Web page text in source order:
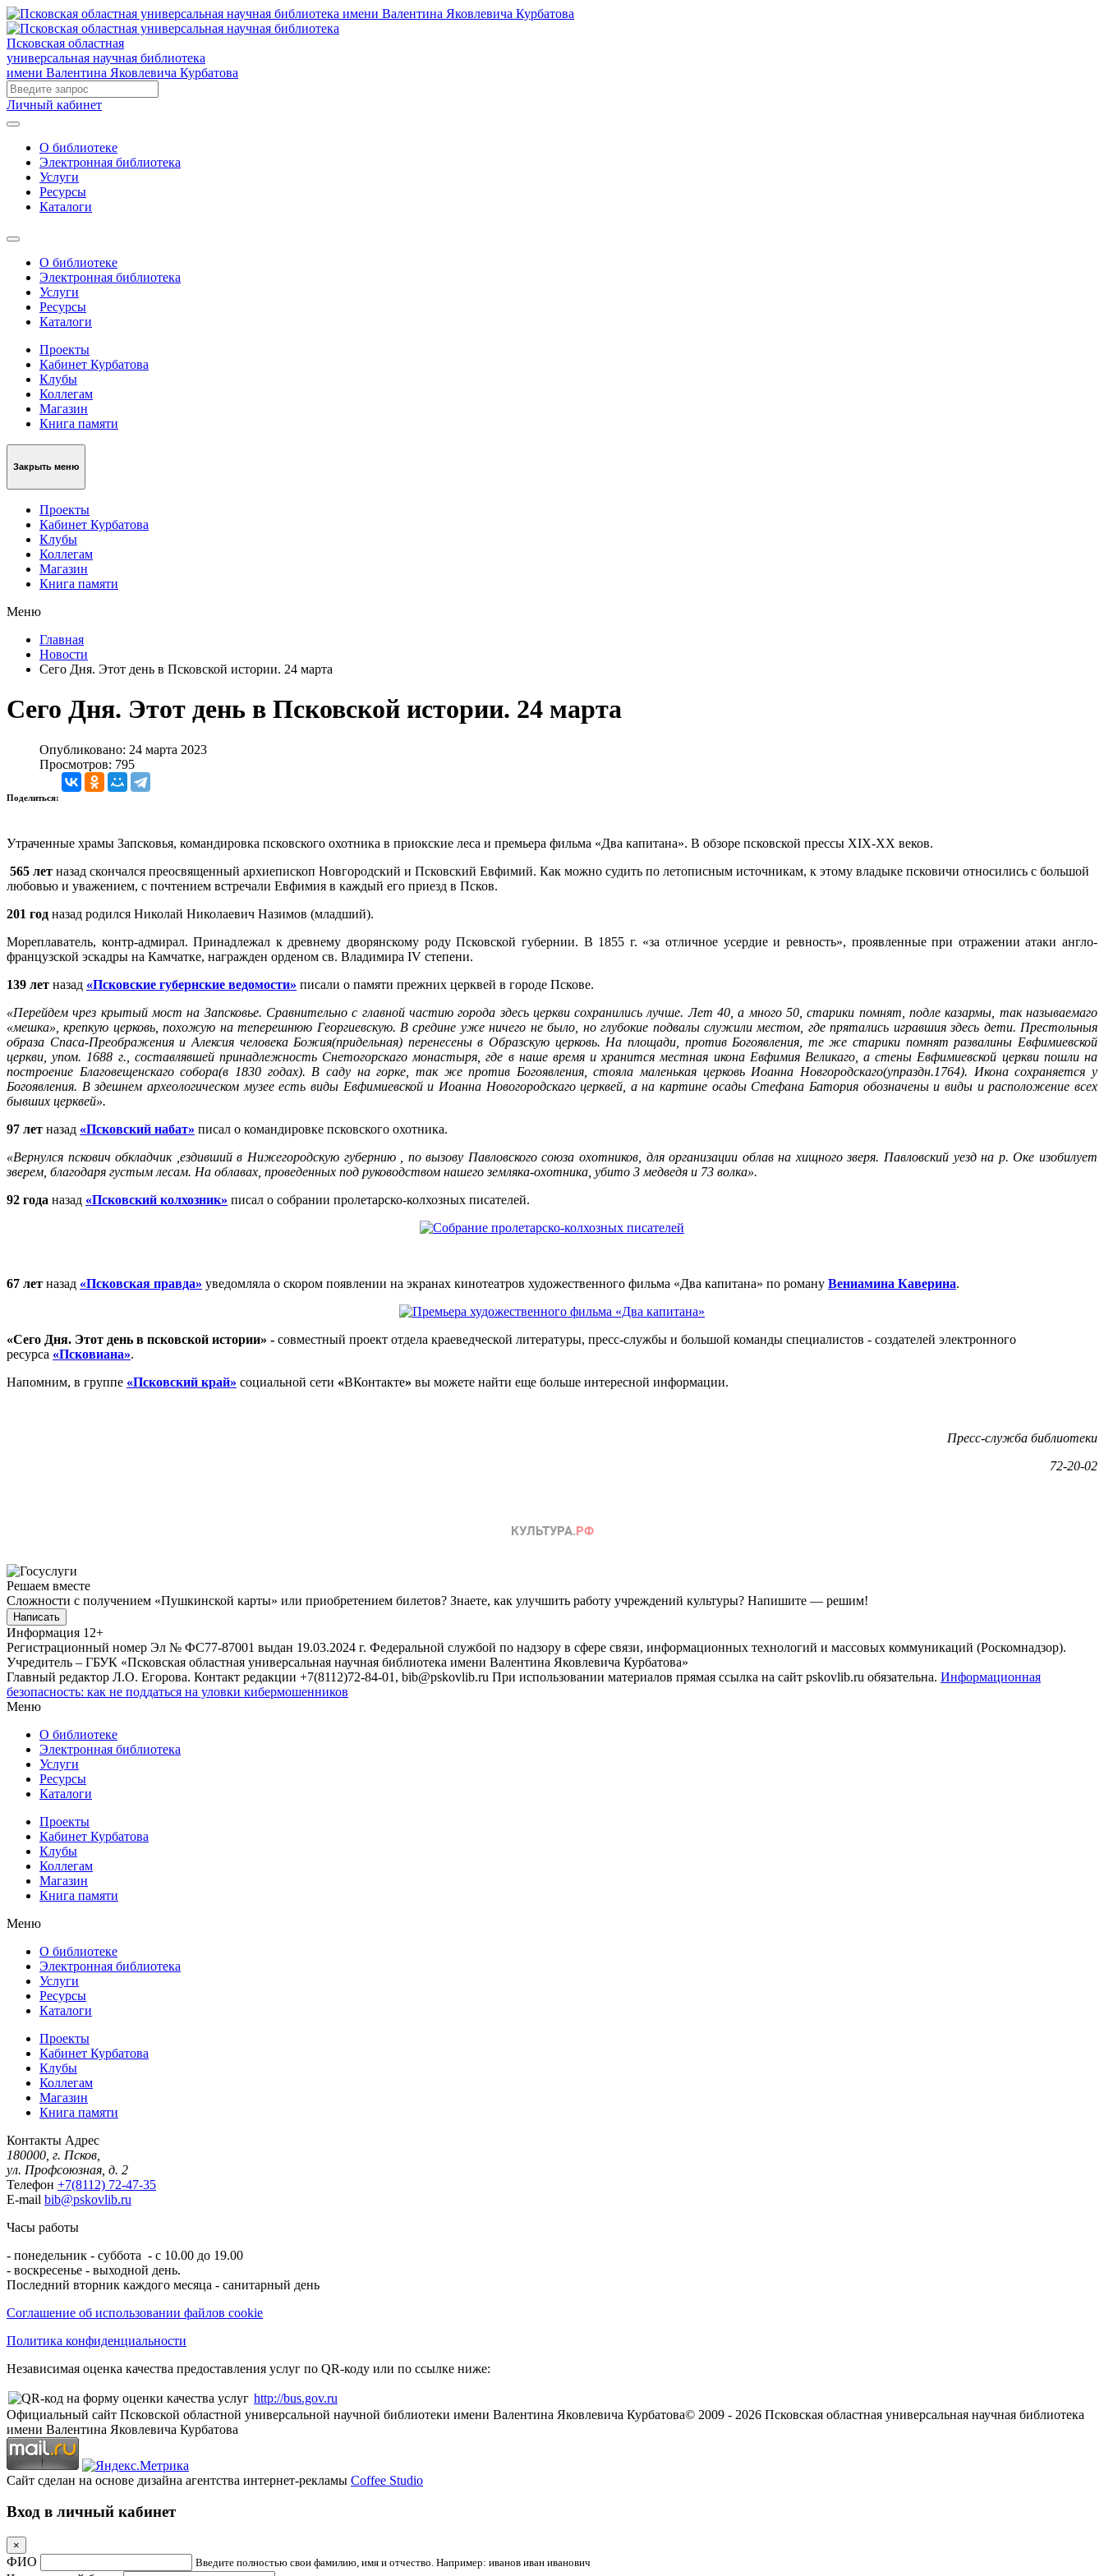
Псковская областная
универсальная научная библиотека
имени Валентина Яковлевича Курбатова
Личный кабинет
О библиотеке
Электронная библиотека
Услуги
Ресурсы
Каталоги
О библиотеке
Электронная библиотека
Услуги
Ресурсы
Каталоги
Проекты
Кабинет Курбатова
Клубы
Коллегам
Магазин
Книга памяти
Закрыть меню
Проекты
Кабинет Курбатова
Клубы
Коллегам
Магазин
Книга памяти
Меню
Главная
Новости
Сего Дня. Этот день в Псковской истории. 24 марта
Сего Дня. Этот день в Псковской истории. 24 марта
Опубликовано: 24 марта 2023
Просмотров: 795
Поделиться:
Утраченные храмы Запсковья, командировка псковского охотника в приокские леса и премьера фильма «Два капитана». В обзоре псковской прессы XIX-XX веков.
565 лет назад скончался преосвященный архиепископ Новгородский и Псковский Евфимий. Как можно судить по летописным источникам, к этому владыке псковичи относились с большой
любовью и уважением, с почтением встречали Евфимия в каждый его приезд в Псков.
201 год назад родился Николай Николаевич Назимов (младший).
Мореплаватель, контр-адмирал. Принадлежал к древнему дворянскому роду Псковской губернии. В 1855 г. «за отличное усердие и ревность», проявленные при отражении атаки англо-
французской эскадры на Камчатке, награжден орденом св. Владимира IV степени.
139 лет назад «Псковские губернские ведомости» писали о памяти прежних церквей в городе Пскове.
«Перейдем чрез крытый мост на Запсковье. Сравнительно с главной частию города здесь церкви сохранились лучше. Лет 40, а много 50, старики помнят, подле казармы, так называемаго
«мешка», крепкую церковь, похожую на теперешнюю Георгиевскую. В средине уже ничего не было, но глубокие подвалы служили местом, где прятались игравшия здесь дети. Престольныя
образа Спаса-Преображения и Алексия человека Божия(придельная) перенесены в Образскую церковь. На площади, против Богоявления, те же старики помнят развалины Евфимиевской
церкви, упом. 1688 г., составлявшей принадлежность Снетогорскаго монастыря, где в наше время и хранится местная икона Евфимия Великаго, а стены Евфимиевской церкви пошли на
построение Благовещенскаго собора(в 1830 годах). В саду на горке, так же против Богоявления, стояла маленькая церковь Иоанна Новгородскаго(упраздн.1764). Икона сохраняется у
Богоявления. В здешнем археологическом музее есть виды Евфимиевской и Иоанна Новогородскаго церквей, а на картине осады Стефана Батория обозначены и виды и расположение всех
бывших церквей».
97 лет назад «Псковский набат» писал о командировке псковского охотника.
«Вернулся пскович обкладчик ,ездивший в Нижегородскую губернию , по вызову Павловского союза охотников, для организации облав на хищного зверя. Павловский уезд на р. Оке изобилует
зверем, благодаря густым лесам. На облавах, проведенных под руководством нашего земляка-охотника, убито 3 медведя и 73 волка».
92 года назад «Псковский колхозник» писал о собрании пролетарско-колхозных писателей.
67 лет назад «Псковская правда» уведомляла о скором появлении на экранах кинотеатров художественного фильма «Два капитана» по роману Вениамина Каверина.
«Сего Дня. Этот день в псковской истории» - совместный проект отдела краеведческой литературы, пресс-службы и большой команды специалистов - создателей электронного
ресурса «Псковиана».
Напомним, в группе «Псковский край» социальной сети «ВКонтакте» вы можете найти еще больше интересной информации.
Пресс-служба библиотеки
72-20-02
Решаем вместе
Сложности с получением «Пушкинской карты» или приобретением билетов? Знаете, как улучшить работу учреждений культуры? Напишите — решим!
Написать
Информация 12+
Регистрационный номер Эл № ФС77-87001 выдан 19.03.2024 г. Федеральной службой по надзору в сфере связи, информационных технологий и массовых коммуникаций (Роскомнадзор).
Учредитель – ГБУК «Псковская областная универсальная научная библиотека имени Валентина Яковлевича Курбатова»
Главный редактор Л.О. Егорова. Контакт редакции +7(8112)72-84-01, bib@pskovlib.ru При использовании материалов прямая ссылка на сайт pskovlib.ru обязательна. Информационная
безопасность: как не поддаться на уловки кибермошенников
Меню
О библиотеке
Электронная библиотека
Услуги
Ресурсы
Каталоги
Проекты
Кабинет Курбатова
Клубы
Коллегам
Магазин
Книга памяти
Меню
О библиотеке
Электронная библиотека
Услуги
Ресурсы
Каталоги
Проекты
Кабинет Курбатова
Клубы
Коллегам
Магазин
Книга памяти
Контакты Адрес
180000, г. Псков,
ул. Профсоюзная, д. 2
Телефон +7(8112) 72-47-35
E-mail bib@pskovlib.ru
Часы работы
- понедельник - суббота - с 10.00 до 19.00
- воскресенье - выходной день.
Последний вторник каждого месяца - санитарный день
Соглашение об использовании файлов cookie
Политика конфиденциальности
Независимая оценка качества предоставления услуг по QR-коду или по ссылке ниже:
http://bus.gov.ru
Официальный сайт Псковской областной универсальной научной библиотеки имени Валентина Яковлевича Курбатова© 2009 - 2026 Псковская областная универсальная научная библиотека
имени Валентина Яковлевича Курбатова
Сайт сделан на основе дизайна агентства интернет-рекламы Coffee Studio
Вход в личный кабинет
×
ФИО Введите полностью свои фамилию, имя и отчество. Например: иванов иван иванович